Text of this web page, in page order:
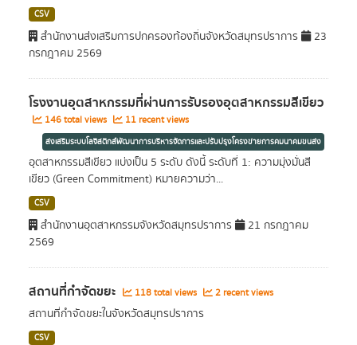
CSV
สำนักงานส่งเสริมการปกครองท้องถิ่นจังหวัดสมุทรปราการ
23
กรกฎาคม 2569
โรงงานอุตสาหกรรมที่ผ่านการรับรองอุตสาหกรรมสีเขียว
146 total views 11 recent views
ส่งเสริมระบบโลจิสติกส์พัฒนาการบริหารจัดการและปรับปรุงโครงข่ายการคมนาคมขนส่ง
อุตสาหกรรมสีเขียว แบ่งเป็น 5 ระดับ ดังนี้ ระดับที่ 1: ความมุ่งมั่นสี
เขียว (Green Commitment) หมายความว่า...
CSV
สำนักงานอุตสาหกรรมจังหวัดสมุทรปราการ
21 กรกฎาคม
2569
สถานที่กำจัดขยะ 118 total views 2 recent views
สถานที่กำจัดขยะในจังหวัดสมุทรปราการ
CSV